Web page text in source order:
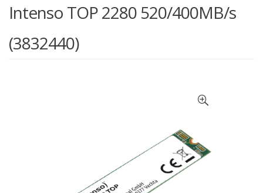
Intenso TOP 2280 520/400MB/s
(3832440)